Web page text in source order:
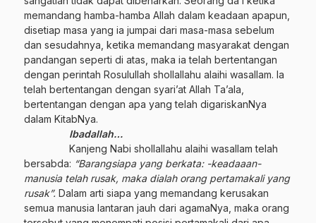
memandang hamba-hamba Allah dalam keadaan apapun,
disetiap masa yang ia jumpai dari masa-masa sebelum
dan sesudahnya, ketika memandang masyarakat dengan
pandangan seperti di atas, maka ia telah bertentangan
dengan perintah Rosulullah shollallahu alaihi wasallam. Ia
telah bertentangan dengan syari’at Allah Ta’ala,
bertentangan dengan apa yang telah digariskanNya
dalam KitabNya.
Ibadallah…
Kanjeng Nabi shollallahu alaihi wasallam telah
bersabda: “Barangsiapa yang berkata: -keadaaan-
manusia telah rusak, maka dialah orang pertamakali yang
rusak”. Dalam arti siapa yang memandang kerusakan
semua manusia lantaran jauh dari agamaNya, maka orang